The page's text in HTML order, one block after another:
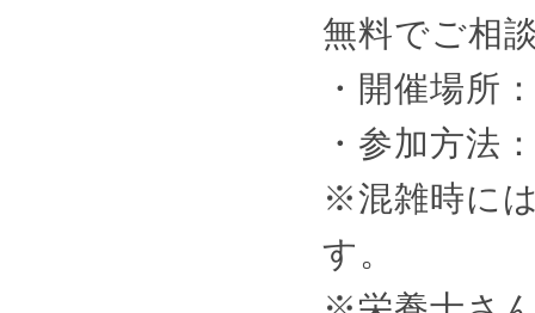
無料でご相
・開催場所
・参加方法
※混雑時に
す。